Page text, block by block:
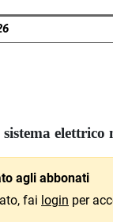
elettrico
agli abbonati
fai login per